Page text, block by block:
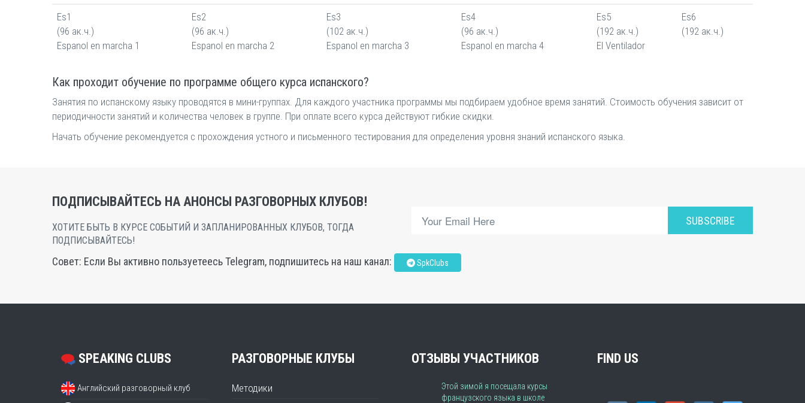
Es1
(96 ак.ч.)
Espanol en marcha 1
Es2
(96 ак.ч.)
Espanol en marcha 2
Es3
(102 ак.ч.)
Espanol en marcha 3
Es4
(96 ак.ч.)
Espanol en marcha 4
Es5
(192 ак.ч.)
El Ventilador
Es6
(192 ак.ч.)
Как проходит обучение по программе общего курса испанского?
Занятия по испанскому языку проводятся в мини-группах. Для каждого участника программы мы подбираем удобное время занятий. Стоимость обучения зависит от
периодичности занятий и количества человек в группе. При оплате всего курса действуют гибкие скидки.
Начать обучение рекомендуется с прохождения устного и письменного тестирования для определения уровня знаний испанского языка.
ПОДПИСЫВАЙТЕСЬ НА АНОНСЫ РАЗГОВОРНЫХ КЛУБОВ!
ХОТИТЕ БЫТЬ В КУРСЕ СОБЫТИЙ И ЗАПЛАНИРОВАННЫХ КЛУБОВ, ТОГДА
ПОДПИСЫВАЙТЕСЬ!
SUBSCRIBE
Совет: Если Вы активно пользуетеесь Telegram, подпишитесь на наш канал: SpkClubs
SPEAKING CLUBS
Английский разговорный клуб
РАЗГОВОРНЫЕ КЛУБЫ
Методики
ОТЗЫВЫ УЧАСТНИКОВ
Этой зимой я посещала курсы
французского языка в школе
FIND US